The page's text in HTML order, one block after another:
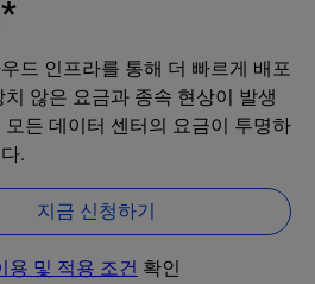
드 인프라를 통해 더 빠르게 배포
않은 요금과 종속 현상이 발생
모든 데이터 센터의 요금이 투명하
.
지금 신청하기
용 및 적용 조건 확인